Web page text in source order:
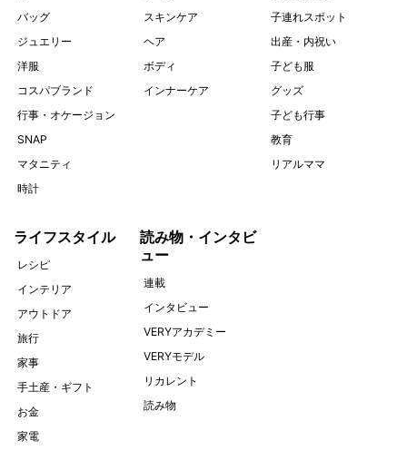
バッグ
ジュエリー
洋服
コスパブランド
行事・オケージョン
SNAP
マタニティ
時計
スキンケア
ヘア
ボディ
インナーケア
子連れスポット
出産・内祝い
子ども服
グッズ
子ども行事
教育
リアルママ
ライフスタイル
レシピ
インテリア
アウトドア
旅行
家事
手土産・ギフト
お金
家電
読み物・インタビ
ュー
連載
インタビュー
VERYアカデミー
VERYモデル
リカレント
読み物